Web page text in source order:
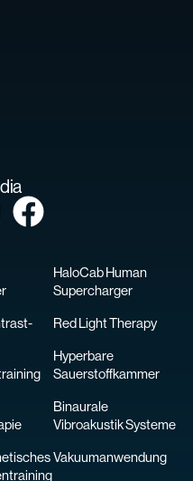
HaloCab Human
Supercharger
Red Light Therapy
Hyperbare
Sauerstoffkammer
Binaurale
Vibroakustik Systeme
Vakuumanwendung